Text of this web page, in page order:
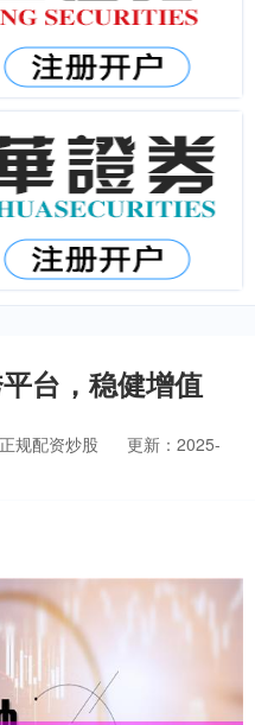
台，稳健增值
规配资炒股
更新：2025-